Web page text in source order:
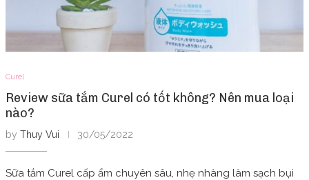
Curel
Review sữa tắm Curel có tốt không? Nên mua loại
nào?
by Thuy Vui 30/05/2022
Sữa tắm Curel cấp ẩm chuyên sâu, nhẹ nhàng làm sạch bụi